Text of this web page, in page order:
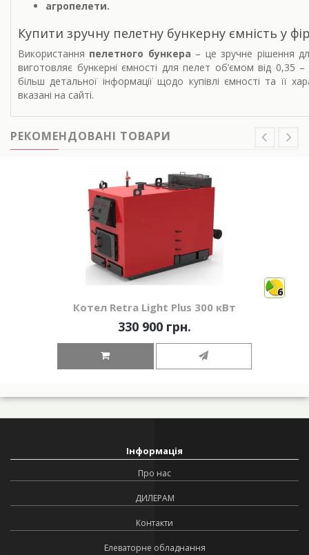
агропелети.
Купити зручну пелетну бункерну ємність у
Використання пелетного бункера – це зручне рішення
виготовляє бункерні ємності для пелет об’ємом від 0,35
більш детальної інформації щодо купівлі ємності та її
вказані на сайті.
РЕКОМЕНДОВАНІ ТОВАРИ
6
Котел Retra Light Plus 300 кВт
330 900 грн.
Інформація
Про нас
ДИЛЕРАМ
Контакти
Елеваторне обладнання